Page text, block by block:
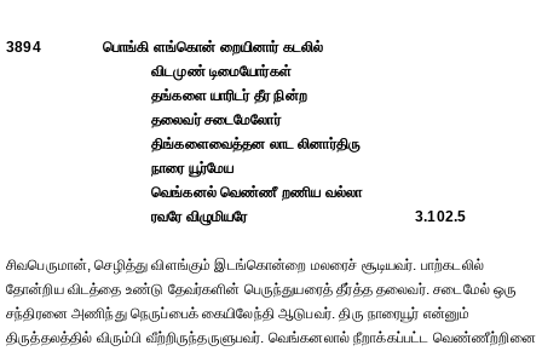
3894
பொங்கி ளங்கொன் றையினார் கடலில்
விடமுண் டிமையோர்கள்
தங்களை யாரிடர் தீர நின்ற
தலைவர் சடைமேலோர்
திங்களைவைத்தன லாட லினார்திரு
நாரை யூர்மேய
வெங்கனல் வெண்ணீ றணிய வல்லா
ரவரே விழுமியரே
3.102.5
சிவபெருமான், செழித்து விளங்கும் இடங்கொன்றை மலரைச் சூடியவர். பாற்கடலில்
தோன்றிய விடத்தை உண்டு தேவர்களின் பெருந்துயரைத் தீர்த்த தலைவர். சடைமேல் ஒரு
சந்திரனை அணிந்து நெருப்பைக் கையிலேந்தி ஆடுபவர். திரு நாரையூர் என்னும்
திருத்தலத்தில் விரும்பி வீற்றிருந்தருளுபவர். வெங்கனலால் நீறாக்கப்பட்ட வெண்ணீற்றினை